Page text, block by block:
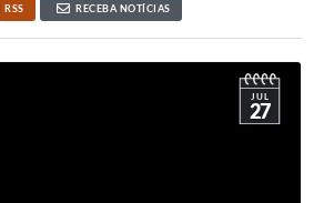
RSS RECEBA NOTÍCIAS
JUL
27